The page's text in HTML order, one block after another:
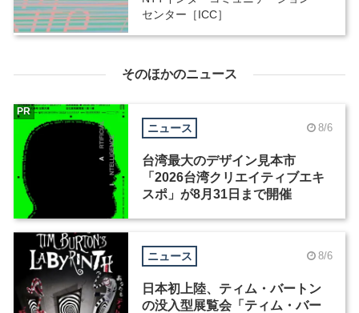
センター［ICC］
そのほかのニュース
ニュース 8/6
台湾最大のデザイン見本市
「2026台湾クリエイティブエキ
スポ」が8月31日まで開催
PR
ニュース 8/6
日本初上陸、ティム・バートン
の没入型展覧会「ティム・バー